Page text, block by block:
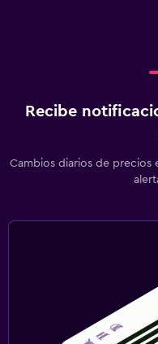
Recibe
Cambios diarios de precios